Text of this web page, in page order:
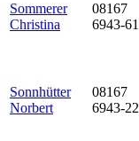
Sommerer
Christina
08167
6943-61
Sonnhütter
Norbert
08167
6943-22